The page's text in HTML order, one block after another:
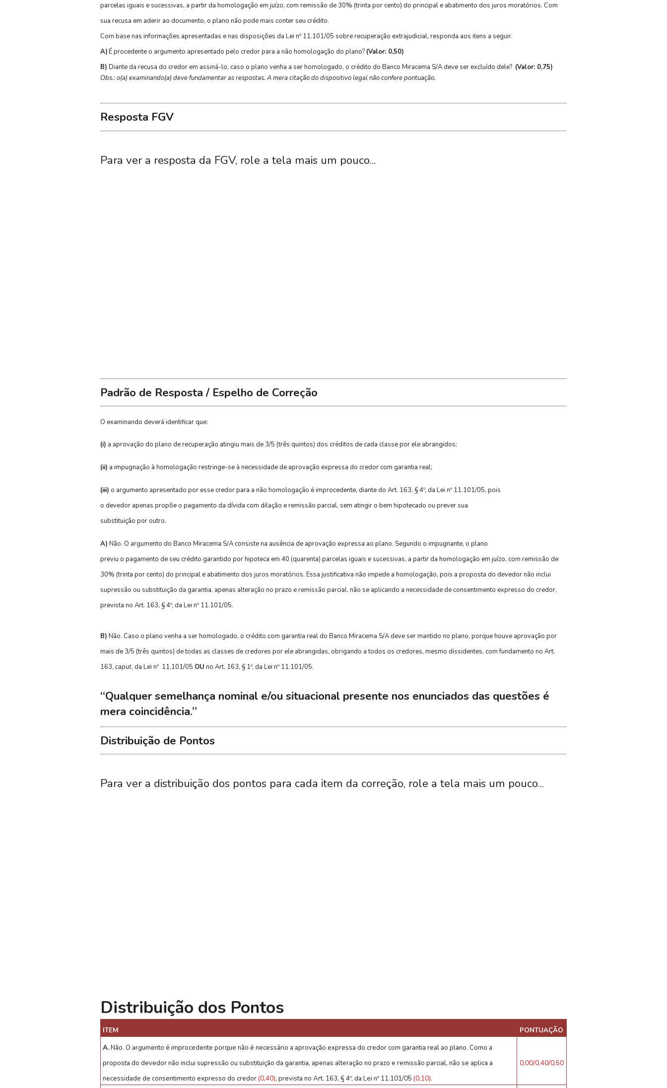
parcelas iguais e sucessivas, a partir da homologação em juízo, com remissão de 30% (trinta por cento) do principal e abatimento dos juros moratórios. Com
sua recusa em aderir ao documento, o plano não pode mais conter seu crédito.
Com base nas informações apresentadas e nas disposições da Lei nº 11.101/05 sobre recuperação extrajudicial, responda aos itens a seguir.
A)É procedente o argumento apresentado pelo credor para a não homologação do plano? (Valor: 0,50)
B) Diante da recusa do credor em assiná-lo, caso o plano venha a ser homologado, o crédito do Banco Miracema S/A deve ser excluído dele? (Valor: 0,75)
Obs.: o(a) examinando(a) deve fundamentar as respostas. A mera citação do dispositivo legal não confere pontuação.
Resposta FGV
Para ver a resposta da FGV, role a tela mais um pouco...
Padrão de Resposta / Espelho de Correção
O examinando deverá identificar que:
(i) a aprovação do plano de recuperação atingiu mais de 3/5 (três quintos) dos créditos de cada classe por ele abrangidos;
(ii) a impugnação à homologação restringe-se à necessidade de aprovação expressa do credor com garantia real;
(iii) o argumento apresentado por esse credor para a não homologação é improcedente, diante do Art. 163, § 4º, da Lei nº 11.101/05, pois
o devedor apenas propõe o pagamento da dívida com dilação e remissão parcial, sem atingir o bem hipotecado ou prever sua
substituição por outro.
A) Não. O argumento do Banco Miracema S/A consiste na ausência de aprovação expressa ao plano. Segundo o impugnante, o plano
previu o pagamento de seu crédito garantido por hipoteca em 40 (quarenta) parcelas iguais e sucessivas, a partir da homologação em juízo, com remissão de
30% (trinta por cento) do principal e abatimento dos juros moratórios. Essa justificativa não impede a homologação, pois a proposta do devedor não inclui
supressão ou substituição da garantia, apenas alteração no prazo e remissão parcial, não se aplicando a necessidade de consentimento expresso do credor,
prevista no Art. 163, § 4º, da Lei nº 11.101/05.
B) Não. Caso o plano venha a ser homologado, o crédito com garantia real do Banco Miracema S/A deve ser mantido no plano, porque houve aprovação por
mais de 3/5 (três quintos) de todas as classes de credores por ele abrangidas, obrigando a todos os credores, mesmo dissidentes, com fundamento no Art.
163, caput, da Lei nº 11.101/05 OU no Art. 163, § 1º, da Lei nº 11.101/05.
“Qualquer semelhança nominal e/ou situacional presente nos enunciados das questões é
mera coincidência.”
Distribuição de Pontos
Para ver a distribuição dos pontos para cada item da correção, role a tela mais um pouco...
Distribuição dos Pontos
ITEM
PONTUAÇÃO
A.Não. O argumento é improcedente porque não é necessário a aprovação expressa do credor com garantia real ao plano. Como a
proposta do devedor não inclui supressão ou substituição da garantia, apenas alteração no prazo e remissão parcial, não se aplica a
necessidade de consentimento expresso do credor(0,40), prevista no Art. 163, § 4º, da Lei nº 11.101/05(0,10).
0,00/0,40/0,50